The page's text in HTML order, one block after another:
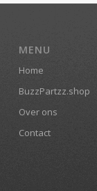
MENU
Home
BuzzPartzz.shop
Over ons
Contact